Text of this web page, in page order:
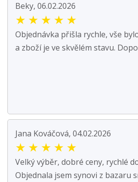
Beky, 06.02.2026
★ ★ ★ ★ ★
Objednávka přišla rychle, vše
a zboží je ve skvělém stavu.
Jana Kováčová, 04.02.2026
★ ★ ★ ★ ★
Velký výběr, dobré ceny, rychlé
Objednala jsem synovi z bazaru